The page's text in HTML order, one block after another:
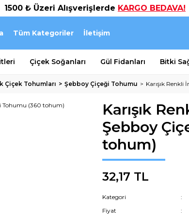
1500 ₺ Üzeri Alışverişlerde KARGO BEDAVA!
Tüm Kategoriler İletişim
Çiçek Soğanları Gül Fidanları Bitki
Çiçek Tohumları Şebboy Çiçeği Tohumu Karışık
Karışık
Şebboy
tohum)
32,17 TL
Kategori
Fiyat